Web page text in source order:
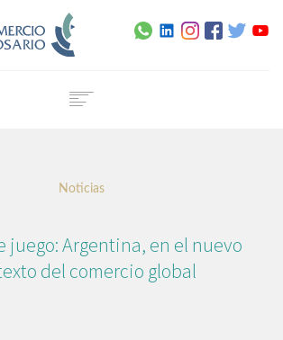
Noticias
juego: Argentina, en el nuevo
del comercio global